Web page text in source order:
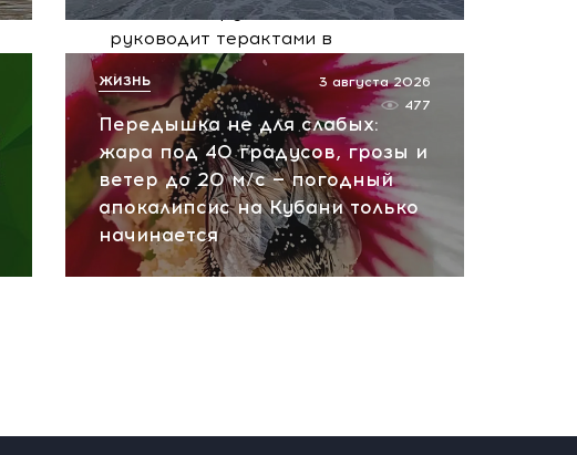
НАТО планирует и
руководит терактами в
России! Сенсационное
заявление хакеров
сегодня, 10:07
Передышка не для слабых:
жара под 40 градусов, грозы и
ветер до 20 м/с — погодный
апокалипсис на Кубани только
начинается
3 августа 2026
477
ЖИЗНЬ